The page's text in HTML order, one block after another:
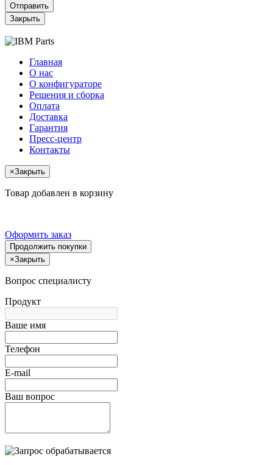
Отправить
Закрыть
Главная
О нас
О конфигураторе
Решения и сборка
Оплата
Доставка
Гарантия
Пресс-центр
Контакты
×Закрыть
Товар добавлен в корзину
Оформить заказ
Продолжить покупки
×Закрыть
Вопрос специалисту
Продукт
Ваше имя
Телефон
E-mail
Ваш вопрос